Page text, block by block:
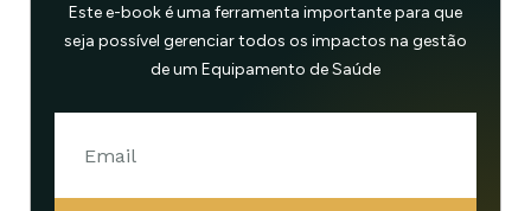
Este e-book é uma ferramenta importante para que
seja possível gerenciar todos os impactos na gestão
de um Equipamento de Saúde